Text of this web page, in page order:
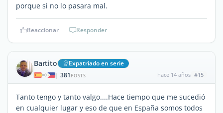
porque si no lo pasara mal.
Reaccionar Responder
Bartito Expatriado en serie
| 381 POSTS hace 14 años #15
Tanto tengo y tanto valgo....Hace tiempo que me sucedió
en cualquier lugar y eso de que en España somos todos